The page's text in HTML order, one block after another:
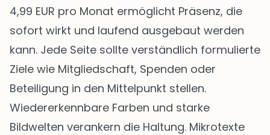
4,99 EUR pro Monat ermöglicht Präsenz, die
sofort wirkt und laufend ausgebaut werden
kann. Jede Seite sollte verständlich formulierte
Ziele wie Mitgliedschaft, Spenden oder
Beteiligung in den Mittelpunkt stellen.
Wiedererkennbare Farben und starke
Bildwelten verankern die Haltung. Mikrotexte